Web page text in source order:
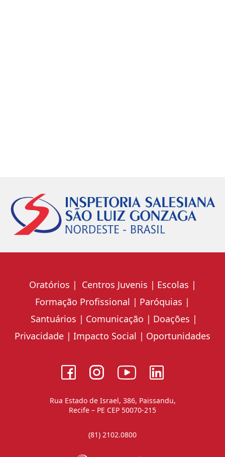
Oratórios Centros Juvenis
Escolas
Formação Profissional
Paróquias
Santuários
Comunicação
Doações
Privacidade
Impacto Social Oportunidades
Rua Estado de Israel, 386, Paissandu,
Recife – PE CEP 50070-215
(81) 2102.0800